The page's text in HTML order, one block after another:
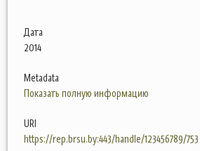
Дата
2014
Metadata
Показать полную информацию
URI
https://rep.brsu.by:443/handle/123456789/753